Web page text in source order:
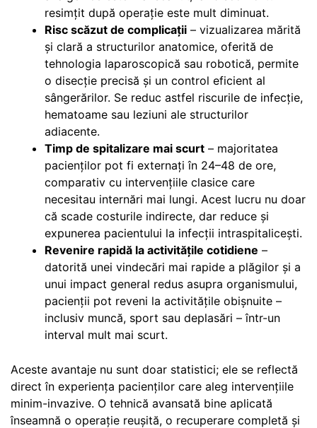
resimțit după operație este mult diminuat.
Risc scăzut de complicații – vizualizarea mărită
și clară a structurilor anatomice, oferită de
tehnologia laparoscopică sau robotică, permite
o disecție precisă și un control eficient al
sângerărilor. Se reduc astfel riscurile de infecție,
hematoame sau leziuni ale structurilor
adiacente.
Timp de spitalizare mai scurt – majoritatea
pacienților pot fi externați în 24–48 de ore,
comparativ cu intervențiile clasice care
necesitau internări mai lungi. Acest lucru nu doar
că scade costurile indirecte, dar reduce și
expunerea pacientului la infecții intraspitalicești.
Revenire rapidă la activitățile cotidiene –
datorită unei vindecări mai rapide a plăgilor și a
unui impact general redus asupra organismului,
pacienții pot reveni la activitățile obișnuite –
inclusiv muncă, sport sau deplasări – într-un
interval mult mai scurt.
Aceste avantaje nu sunt doar statistici; ele se reflectă
direct în experiența pacienților care aleg intervențiile
minim-invazive. O tehnică avansată bine aplicată
înseamnă o operație reușită, o recuperare completă și